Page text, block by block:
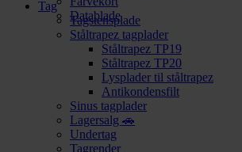
Datablade
Tag
Tagstensplade
Ståltrapez tagplader
Ståltrapez TP19
Ståltrapez TP20
Lysplader til ståltrapez
Antikondensfilt
Sinus tagplader
Lagersalg 🚗
Undertag
Tagrender